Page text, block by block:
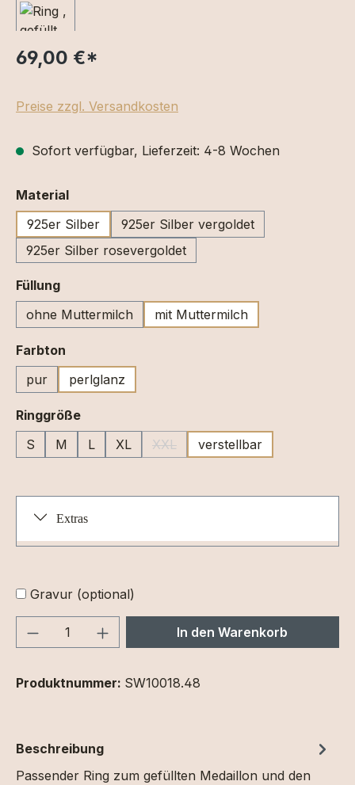
69,00 €*
Preise zzgl. Versandkosten
Sofort verfügbar, Lieferzeit: 4-8 Wochen
Materialauswählen
925er Silber
925er Silber vergoldet
925er Silber rosevergoldet
Füllungauswählen
ohne Muttermilch
mit Muttermilch
Farbton
pur
perlglanz
Ringgrößeauswählen
S
M L XL XXL
(Diese Option ist zurzeit nicht
verstellbar
Extras
Gravur (optional)
Produkt Anzahl: Gib denIn den Warenkorb
Produktnummer: SW10018.48
Beschreibung
Passender Ring zum gefüllten Medaillon und den